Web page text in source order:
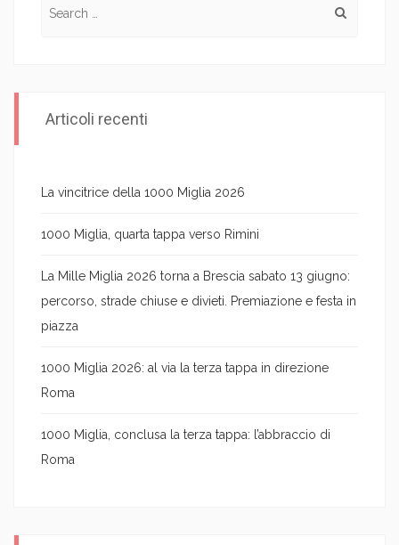
Articoli recenti
La vincitrice della 1000 Miglia 2026
1000 Miglia, quarta tappa verso Rimini
La Mille Miglia 2026 torna a Brescia sabato 13 giugno:
percorso, strade chiuse e divieti. Premiazione e festa in
piazza
1000 Miglia 2026: al via la terza tappa in direzione
Roma
1000 Miglia, conclusa la terza tappa: l’abbraccio di
Roma